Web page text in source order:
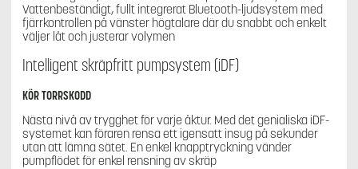
Vattenbeständigt, fullt integrerat Bluetooth-ljudsystem med
fjärrkontrollen på vänster högtalare där du snabbt och enkelt
väljer låt och justerar volymen
Intelligent skräpfritt pumpsystem (iDF)
KÖR TORRSKODD
Nästa nivå av trygghet för varje åktur. Med det genialiska iDF-
systemet kan föraren rensa ett igensatt insug på sekunder
utan att lämna sätet. En enkel knapptryckning vänder
pumpflödet för enkel rensning av skräp